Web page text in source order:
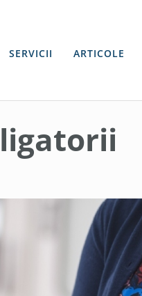
SERVICII ARTICOLE